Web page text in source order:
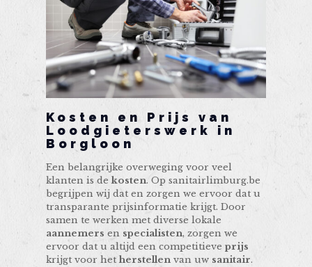
Kosten en Prijs van
Loodgieterswerk in
Borgloon
Een belangrijke overweging voor veel
klanten is dekosten. Op sanitairlimburg.be
begrijpen wij dat en zorgen we ervoor dat u
transparante prijsinformatie krijgt. Door
samen te werken met diverse lokale
aannemers en specialisten, zorgen we
ervoor dat u altijd een competitieveprijs
krijgt voor hetherstellen van uw sanitair.